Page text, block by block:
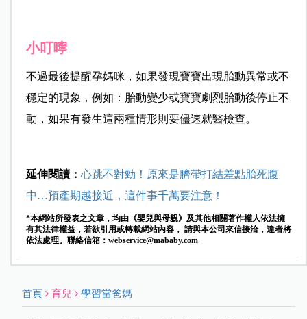
小叮嚀
不過最後提醒孕媽咪，如果發現寶寶出現胎動異常或不
穩定的現象， 例如：胎動變少或寶寶劇烈胎動後停止不
動，如果有發生這兩種情形則要儘速就醫檢查。
延伸閱讀： 心跳不對勁！原來是臍帶打結差點胎死腹
中…預產期越接近，這件事千萬要注意！
*本網站所發表之文章，均由《嬰兒與母親》及其他相關著作權人依法擁
有其法律權益，若欲引用或轉載網站內容， 請與本公司來信接洽，違者將
依法處理。聯絡信箱： webservice@mababy.com
首頁 育兒 學習當爸媽